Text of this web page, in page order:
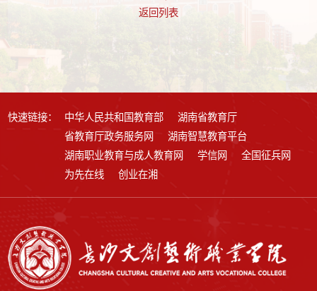
第 2 页
返回列表
快速链接： 中华人民共和国教育部
湖南省教育厅
省教育厅政务服务网
湖南智慧教育平台
湖南职业教育与成人教育网
学信网
全国征兵网
为先在线
创业在湘